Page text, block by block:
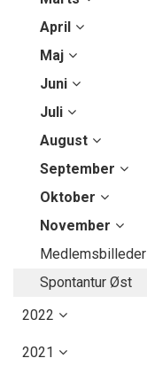
April
Maj
Juni
Juli
August
September
Oktober
November
Medlemsbilleder
Spontantur Øst
2022
2021